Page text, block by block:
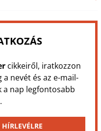
cikkeiről, iratkozzon
nevét és az e-mail-
a nap legfontosabb